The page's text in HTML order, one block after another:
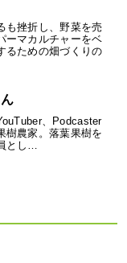
も挫折し、野菜を売
ーマカルチャーをベ
るための畑づくりの
、Podcaster
樹農家。落葉果樹を
とし…